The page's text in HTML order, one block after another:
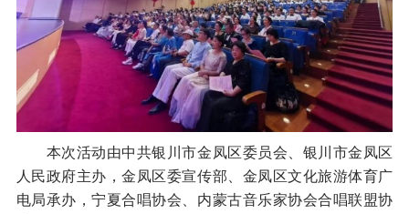
本次活动由中共银川市金凤区委员会、银川市金凤区
人民政府主办，金凤区委宣传部、金凤区文化旅游体育广
电局承办，宁夏合唱协会、内蒙古音乐家协会合唱联盟协